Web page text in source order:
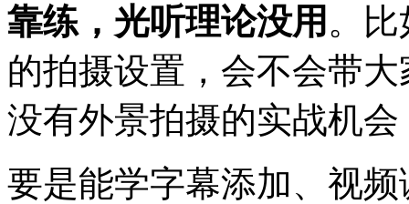
靠练，光听理论没用 。
的拍摄设置，会不会带
没有外景拍摄的实战机
要是能学字幕添加、视